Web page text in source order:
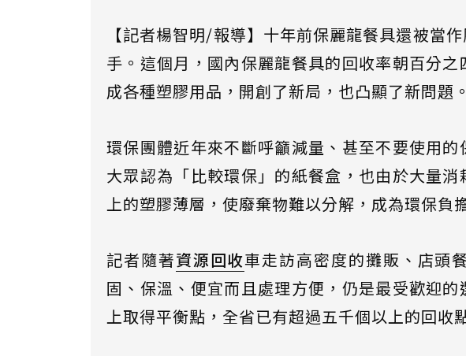
【記者楊智明/報導】十年前保麗龍餐具還被當
手。這個月，國內保麗龍餐具的回收率朝百分
成各種塑膠用品，開創了新局，也凸顯了新問題。
環保團體近年來不斷呼籲減量、甚至不要使用
大眾認為「比較環保」的紙餐盒，也由於大量
上的塑膠薄層，使廢棄物難以分解，成為環保負
記者隨著資源回收車走訪高密度的攤販、店頭
固、保溫、便宜而且處理方便，仍是最受歡迎的
上取得平衡點，全省已有超過五千個以上的回收